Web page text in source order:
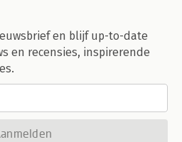
en blijf up-to-date
en recensies, inspirerende